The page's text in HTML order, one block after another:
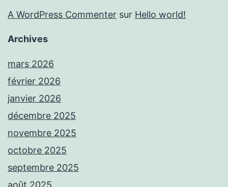
A WordPress Commenter sur Hello world!
Archives
mars 2026
février 2026
janvier 2026
décembre 2025
novembre 2025
octobre 2025
septembre 2025
août 2025